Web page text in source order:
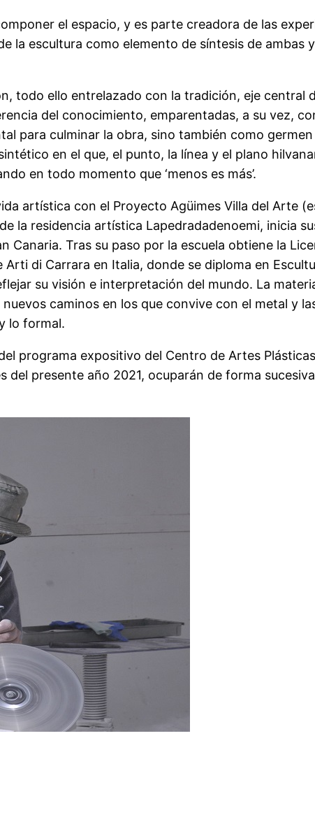
el espacio, y es parte creadora de las
la escultura como elemento de síntesis de ambas
todo ello entrelazado con la tradición, eje central
del conocimiento, emparentadas, a su vez,
para culminar la obra, sino también como
en el que, el punto, la línea y el plano
en todo momento que ‘menos es más’.
artística con el Proyecto Agüimes Villa del Arte
la residencia artística Lapedradadenoemi, inicia
Canaria. Tras su paso por la escuela obtiene la
di Carrara en Italia, donde se diploma en
su visión e interpretación del mundo. La
caminos en los que convive con el metal y
lo formal.
programa expositivo del Centro de Artes
presente año 2021, ocuparán de forma